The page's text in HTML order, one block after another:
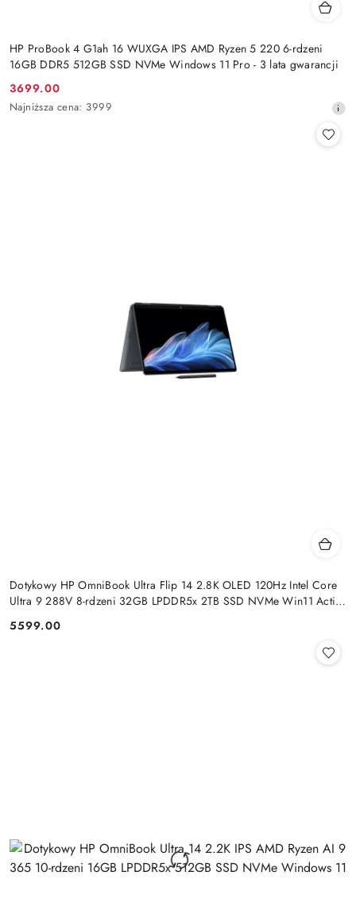
HP ProBook 4 G1ah 16 WUXGA IPS AMD Ryzen 5 220 6-rdzeni
16GB DDR5 512GB SSD NVMe Windows 11 Pro - 3 lata gwarancji
Cena
promocyjna:
3699.00
Najniższa
Najniższa cena: 3999
Dotykowy HP OmniBook Ultra Flip 14 2.8K OLED 120Hz Intel Core
Ultra 9 288V 8-rdzeni 32GB LPDDR5x 2TB SSD NVMe Win11 Active
Cena:
5599.00